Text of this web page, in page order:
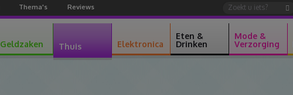
Thema's Reviews
Geldzaken Thuis Elektronica
Eten &
Drinken
Mode &
Verzorging